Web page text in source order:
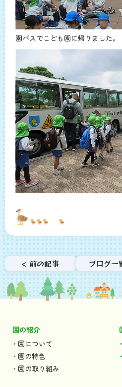
園バスでこども園に帰りました。
< 前の記事 ブログ一
園の紹介
園について
園の特色
園の取り組み